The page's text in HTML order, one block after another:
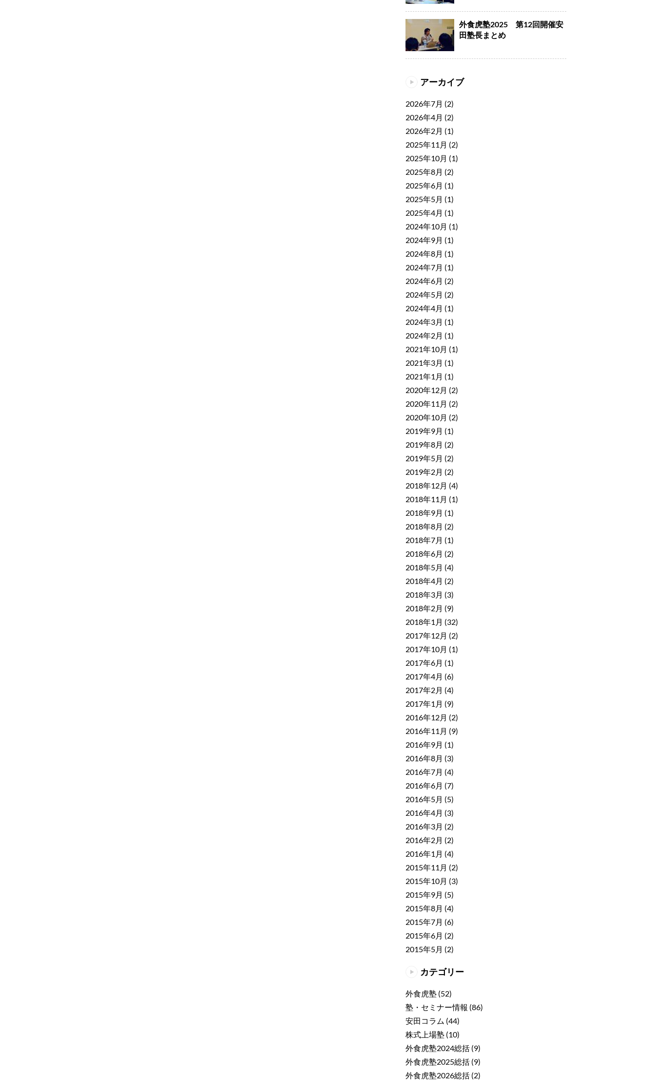
外食虎塾2025 第12回開催安
田塾長まとめ
アーカイブ
2026年7月 (2)
2026年4月 (2)
2026年2月 (1)
2025年11月 (2)
2025年10月 (1)
2025年8月 (2)
2025年6月 (1)
2025年5月 (1)
2025年4月 (1)
2024年10月 (1)
2024年9月 (1)
2024年8月 (1)
2024年7月 (1)
2024年6月 (2)
2024年5月 (2)
2024年4月 (1)
2024年3月 (1)
2024年2月 (1)
2021年10月 (1)
2021年3月 (1)
2021年1月 (1)
2020年12月 (2)
2020年11月 (2)
2020年10月 (2)
2019年9月 (1)
2019年8月 (2)
2019年5月 (2)
2019年2月 (2)
2018年12月 (4)
2018年11月 (1)
2018年9月 (1)
2018年8月 (2)
2018年7月 (1)
2018年6月 (2)
2018年5月 (4)
2018年4月 (2)
2018年3月 (3)
2018年2月 (9)
2018年1月 (32)
2017年12月 (2)
2017年10月 (1)
2017年6月 (1)
2017年4月 (6)
2017年2月 (4)
2017年1月 (9)
2016年12月 (2)
2016年11月 (9)
2016年9月 (1)
2016年8月 (3)
2016年7月 (4)
2016年6月 (7)
2016年5月 (5)
2016年4月 (3)
2016年3月 (2)
2016年2月 (2)
2016年1月 (4)
2015年11月 (2)
2015年10月 (3)
2015年9月 (5)
2015年8月 (4)
2015年7月 (6)
2015年6月 (2)
2015年5月 (2)
カテゴリー
外食虎塾 (52)
塾・セミナー情報 (86)
安田コラム (44)
株式上場塾 (10)
外食虎塾2024総括 (9)
外食虎塾2025総括 (9)
外食虎塾2026総括 (2)